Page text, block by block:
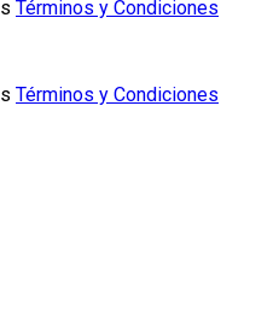
Términos y Condiciones
Términos y Condiciones